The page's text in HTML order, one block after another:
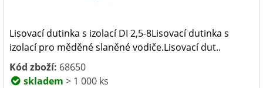
Lisovací dutinka s izolací DI 2,5-8Lisovací dutinka s
izolací pro měděné slaněné vodiče.Lisovací dut..
Kód zboží: 68650
skladem > 1 000 ks